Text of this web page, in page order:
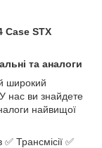
Case STX
та аналоги
широкий
нас ви знайдете
найвищої
Трансмісії ✅